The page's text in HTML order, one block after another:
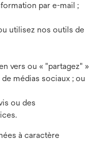
par e-mail ;
utilisez nos outils de
vers ou « "partagez" »
médias sociaux ; ou
ou des
à caractère